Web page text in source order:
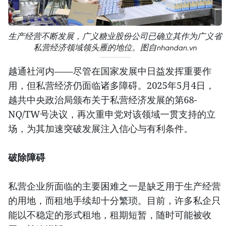
生产经营不断发展，广义糖业股份公司已确立其作为广义省
私营经济领域领头雁的地位。图自nhandan.vn
越通社河内——尽管在国家发展中日益发挥重要作
用，但私营经济仍面临诸多障碍。2025年5月4日，
越共中央政治局颁布关于私营经济发展的第68-
NQ/TW号决议，再次重申党对该领域一贯支持的立
场，为其加速突破发展注入信心与有利条件。
破除障碍
私营企业所面临的主要困难之一是缺乏用于生产经营
的用地，而租地手续却十分繁琐。目前，许多私企只
能以不稳定的形式租地，租期短暂，随时可能被收